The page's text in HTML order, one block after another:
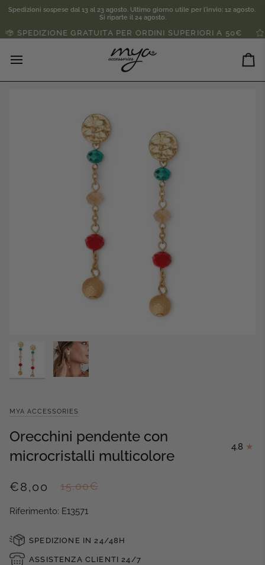
Spedizioni sospese dal 13 al 23 agosto. Ultimo giorno utile per l'invio: 12 agosto.
Si riparte il 24 agosto.
Salta
contenuto
SPEDIZIONE GRATUITA PER ORDINI SUPERIORI A 50€
MYA ACCESSORIES
Orecchini pendente con
microcristalli multicolore
4.8
€8,00 15,00€
Riferimento: E13571
SPEDIZIONE IN 24/48H
ASSISTENZA CLIENTI 24/7